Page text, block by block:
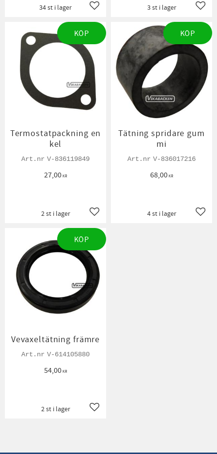
Lägg till i favoriter
34 st i lager 3 st i lager
Termostatpackning en
kel
V-836119849
27,00KR
Lägg till i favoriter
2 st i lager
KÖP
Tätning spridare gum
mi
V-836017216
68,00KR
4 st i lager
KÖP
Vevaxeltätning främre
V-614105880
54,00KR
Lägg till i favoriter
2 st i lager
KÖP